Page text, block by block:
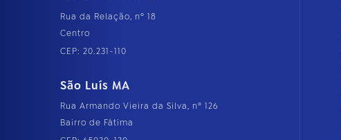
Rua da Relação, nº 18
Centro
CEP: 20.231-110
São Luís MA
Rua Armando Vieira da Silva, nº 126
Bairro de Fátima